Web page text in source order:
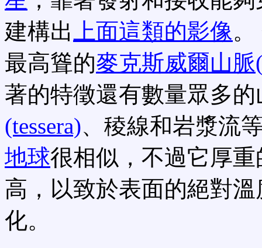
建構出
上面這類的影像
最高聳的麥克斯威爾山脈
著的特徵還有數量眾多的
(tessera)、稜線和岩漿流
地球很相似，不過它厚重
高，以致於表面的絕對溫
化。